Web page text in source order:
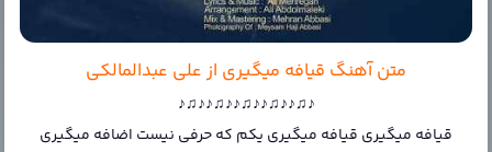
متن آهنگ قیافه میگیری از علی عبدالمالکی
♪♫♪♪♫♪♪♫♪♪♫♪♪♫♪
قیافه میگیری قیافه میگیری یکم که حرفی نیست اضافه میگیری